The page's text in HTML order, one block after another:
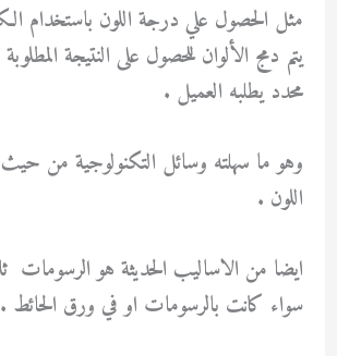
مثل الحصول علي درجة اللون باستخدام
يتم دمج الألوان للحصول على النتيجة
محدد يطلبه العميل .
وهو ما سهلته وسائل التكنولوجية من حيث
اللون .
ايضا من الاساليب الحديثة هو الرسومات
سواء كانت بالرسومات او في ورق الحائط .